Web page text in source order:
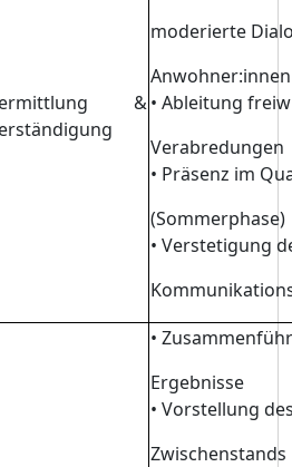
&
ndigung
moderierte
• Ableitung
Verabredungen
• Präsenz im
(Sommerphase)
• Verstetigung
Kommunikation
• Zusammenfü
Ergebnisse
• Vorstellung